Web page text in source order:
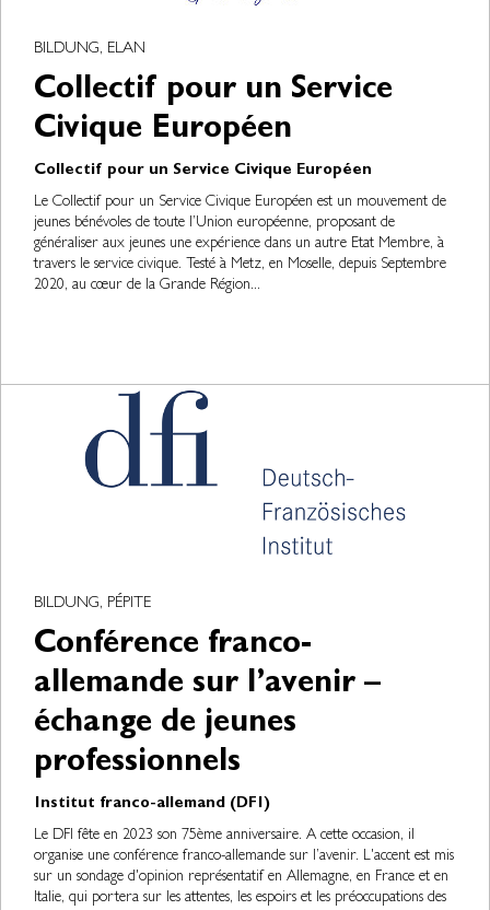
BILDUNG, ELAN
Collectif pour un Service
Civique Européen
Collectif pour un Service Civique Européen
Le Collectif pour un Service Civique Européen est un mouvement de
jeunes bénévoles de toute l’Union européenne, proposant de
généraliser aux jeunes une expérience dans un autre Etat Membre, à
travers le service civique. Testé à Metz, en Moselle, depuis Septembre
2020, au cœur de la Grande Région...
BILDUNG, PÉPITE
Conférence franco-
allemande sur l’avenir –
échange de jeunes
professionnels
Institut franco-allemand (DFI)
Le DFI fête en 2023 son 75ème anniversaire. A cette occasion, il
organise une conférence franco-allemande sur l’avenir. L'accent est mis
sur un sondage d'opinion représentatif en Allemagne, en France et en
Italie, qui portera sur les attentes, les espoirs et les préoccupations des